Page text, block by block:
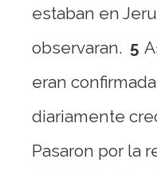
estaban en
observaran. 5
eran
diariamente
Pasaron por la